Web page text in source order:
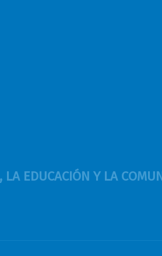
LA EDUCACIÓN Y LA